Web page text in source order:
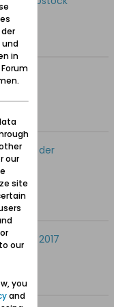
in der
2017
und
in
our
site
our
you
and